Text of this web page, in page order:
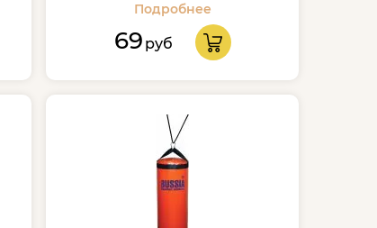
Подробнее
69 руб